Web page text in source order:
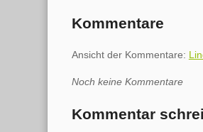
Kommentare
Ansicht der Kommentare:
Noch keine Kommentare
Kommentar